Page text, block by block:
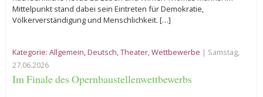
Mittelpunkt stand dabei sein Eintreten für Demokratie,
Völkerverständigung und Menschlichkeit. […]
Kategorie: Allgemein,Deutsch,Theater,Wettbewerbe | Samstag,
27.06.2026
Im Finale des Opernbaustellenwettbewerbs